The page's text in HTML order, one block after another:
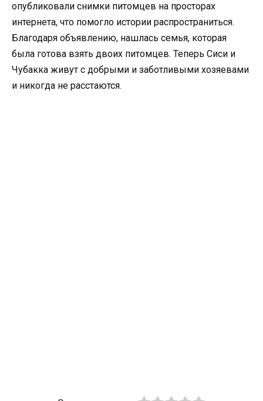
опубликовали снимки питомцев на просторах
интернета, что помогло истории распространиться.
Благодаря объявлению, нашлась семья, которая
была готова взять двоих питомцев. Теперь Сиси и
Чубакка живут с добрыми и заботливыми хозяевами
и никогда не расстаются.